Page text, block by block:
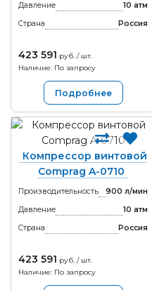
Давление
10 атм
Страна
Россия
423 591 руб. / шт.
Наличие: По запросу
Подробнее
Компрессор винтовой
Comprag A-0710
Производительность
900 л/мин
Давление
10 атм
Страна
Россия
423 591 руб. / шт.
Наличие: По запросу